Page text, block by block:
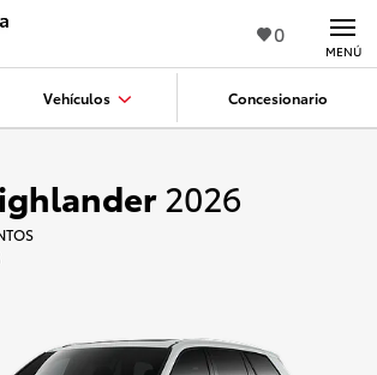
0
Vehículos Concesionario
MENÚ
2026